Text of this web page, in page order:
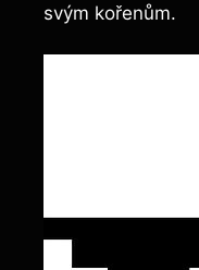
svým kořenům.